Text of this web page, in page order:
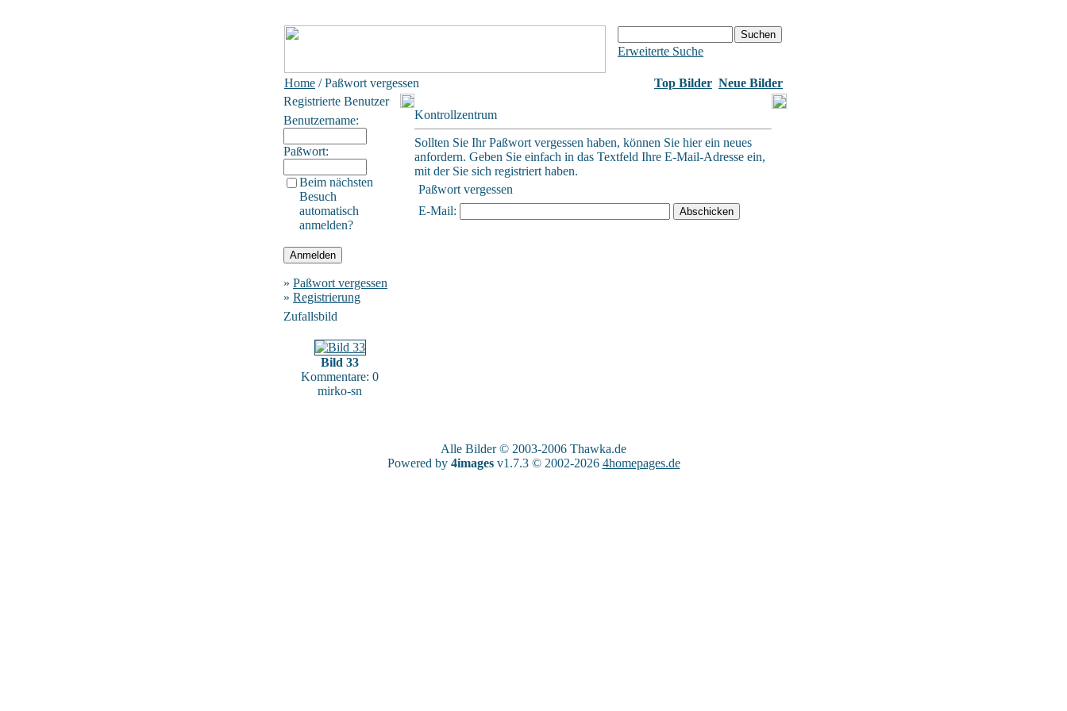
Erweiterte Suche
Home / Paßwort vergessen Top Bilder Neue Bilder
Registrierte Benutzer
Benutzername:
Paßwort:
Beim nächsten
Besuch
automatisch
anmelden?
» Paßwort vergessen
» Registrierung
Zufallsbild
Bild 33
Kommentare: 0
mirko-sn
Kontrollzentrum
Sollten Sie Ihr Paßwort vergessen haben, können Sie hier ein neues
anfordern. Geben Sie einfach in das Textfeld Ihre E-Mail-Adresse ein,
mit der Sie sich registriert haben.
Paßwort vergessen
E-Mail:
Alle Bilder © 2003-2006 Thawka.de
Powered by 4imagesv1.7.3 © 2002-2026 4homepages.de